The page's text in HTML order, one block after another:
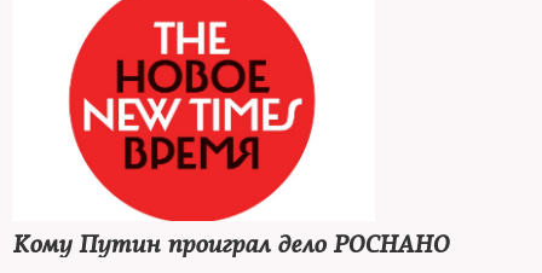
Кому Путин проиграл дело РОСНАНО